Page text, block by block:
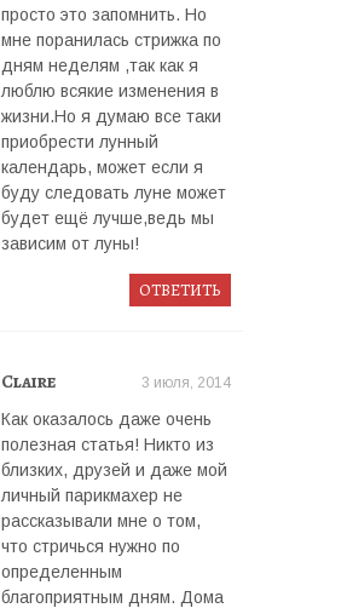
просто это запомнить. Но
мне поранилась стрижка по
дням неделям ,так как я
люблю всякие изменения в
жизни.Но я думаю все таки
приобрести лунный
календарь, может если я
буду следовать луне может
будет ещё лучше,ведь мы
зависим от луны!
ОТВЕТИТЬ
Claire 3 июля, 2014
Как оказалось даже очень
полезная статья! Никто из
близких, друзей и даже мой
личный парикмахер не
рассказывали мне о том,
что стричься нужно по
определенным
благоприятным дням. Дома